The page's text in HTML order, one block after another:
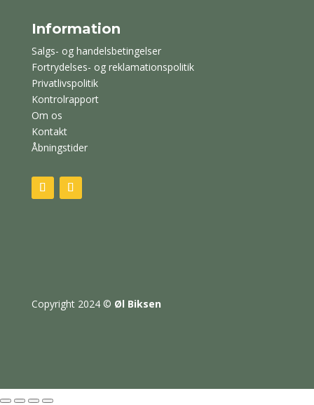
Information
Salgs- og handelsbetingelser
Fortrydelses- og reklamationspolitik
Privatlivspolitik
Kontrolrapport
Om os
Kontakt
Åbningstider
Copyright 2024 © Øl Biksen